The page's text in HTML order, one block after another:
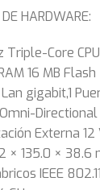
HARDWARE:
Triple-Core CPU
16 MB Flash
gigabit,1
Externa 12
× 135.0 × 38.6
IEEE